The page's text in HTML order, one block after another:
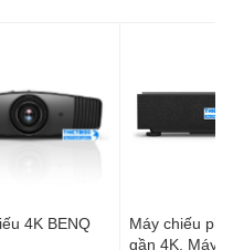
4K BENQ
Máy chiếu
gần 4K, Máy